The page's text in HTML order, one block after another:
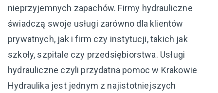
nieprzyjemnych zapachów. Firmy hydrauliczne
świadczą swoje usługi zarówno dla klientów
prywatnych, jak i firm czy instytucji, takich jak
szkoły, szpitale czy przedsiębiorstwa. Usługi
hydrauliczne czyli przydatna pomoc w Krakowie
Hydraulika jest jednym z najistotniejszych